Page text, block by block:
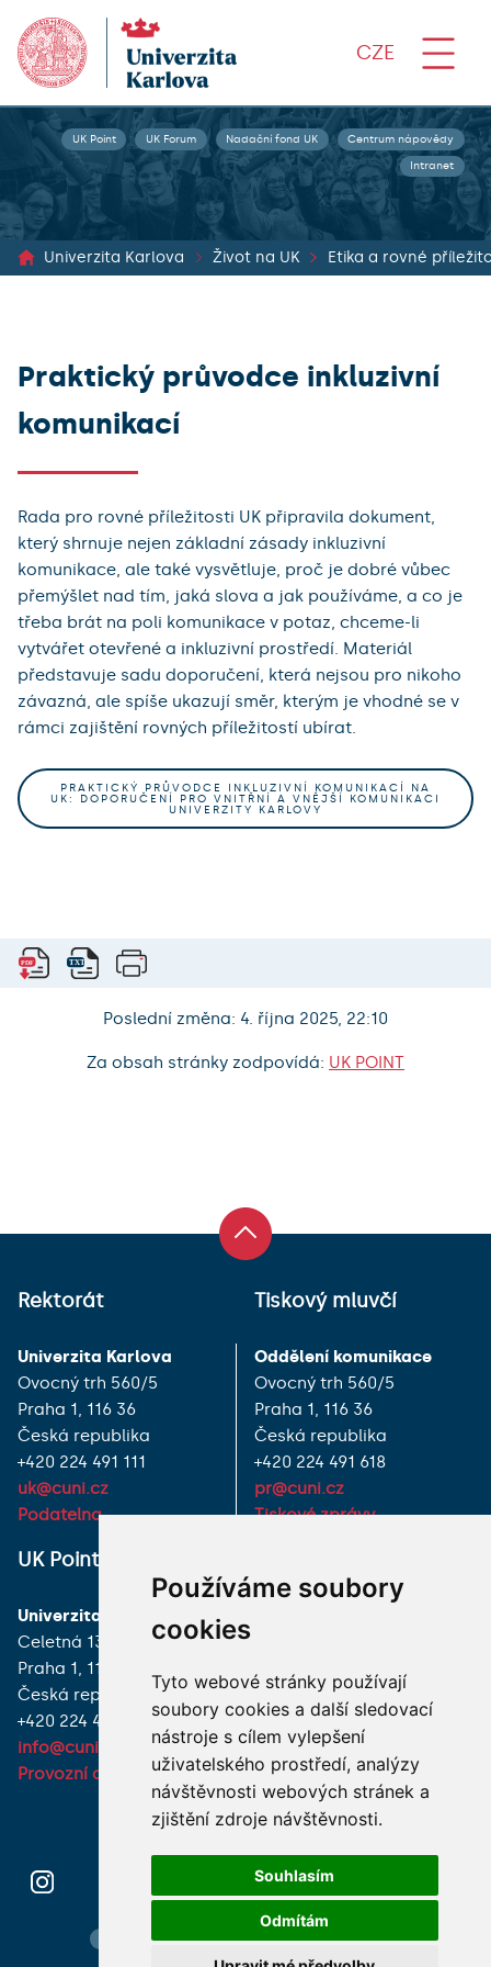
Používáme soubory
cookies
Tyto webové stránky používají
soubory cookies a další sledovací
nástroje s cílem vylepšení
uživatelského prostředí, analýzy
návštěvnosti webových stránek a
zjištění zdroje návštěvnosti.
Souhlasím
Odmítám
CZE
UK Point UK Forum Nadační fond UK Centrum nápovědy
Intranet
Univerzita Karlova Život na UK Etika a rovné
Praktický průvodce inkluzivní
komunikací
Rada pro rovné příležitosti UK připravila dokument,
který shrnuje nejen základní zásady inkluzivní
komunikace, ale také vysvětluje, proč je dobré vůbec
přemýšlet nad tím, jaká slova a jak používáme, a co je
třeba brát na poli komunikace v potaz, chceme-li
vytvářet otevřené a inkluzivní prostředí. Materiál
představuje sadu doporučení, která nejsou pro nikoho
závazná, ale spíše ukazují směr, kterým je vhodné se v
rámci zajištění rovných příležitostí ubírat.
PRAKTICKÝ PRŮVODCE INKLUZIVNÍ KOMUNIKACÍ NA
UK: DOPORUČENÍ PRO VNITŘNÍ A VNĚJŠÍ KOMUNIKACI
UNIVERZITY KARLOVY
Poslední změna: 4. října 2025, 22:10
Za obsah stránky zodpovídá: UK POINT
Rektorát
Univerzita Karlova
Ovocný trh 560/5
Praha 1, 116 36
Česká republika
+420 224 491 111
uk@cuni.cz
Podatelna
Tiskový mluvčí
Oddělení komunikace
Ovocný trh 560/5
Praha 1, 116 36
Česká republika
+420 224 491 618
pr@cuni.cz
Tiskové zprávy
UK Point
Univerzita Karlova
Celetná 13
Praha 1, 116 36
Česká republika
+420 224 491 850
info@cuni.cz
Provozní doba a kontakty
JAK K NÁM?
Hledání osob Nastavení cookie Mapa webu